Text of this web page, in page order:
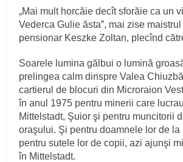
„Mai mult horcăie decît sforăie ca un
Vederca Gulie ăsta”, mai zise
pensionar Keszke Zoltan, plecînd
Soarele lumina gălbui o lumină
prelingea calm dinspre Valea
cartierul de blocuri din Microraion
în anul 1975 pentru minerii care
Mittelstadt, Şuior şi pentru muncitorii
oraşului. Şi pentru doamnele lor de la
pentru sutele lor de copii, azi ajunşi
în Mittelstadt.